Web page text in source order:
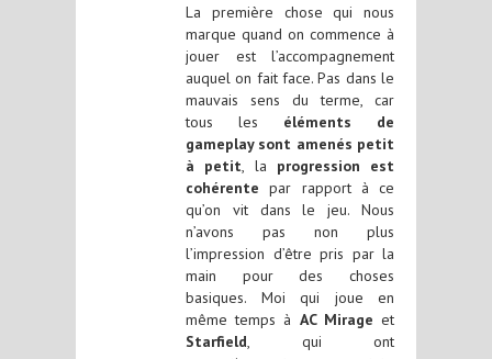
La première chose qui nous
marque quand on commence à
jouer est l’accompagnement
auquel on fait face. Pas dans le
mauvais sens du terme, car
tous les éléments de
gameplay sont amenés petit
à petit, la progression est
cohérente par rapport à ce
qu’on vit dans le jeu. Nous
n’avons pas non plus
l’impression d’être pris par la
main pour des choses
basiques. Moi qui joue en
même temps à AC Mirage et
Starfield, qui ont